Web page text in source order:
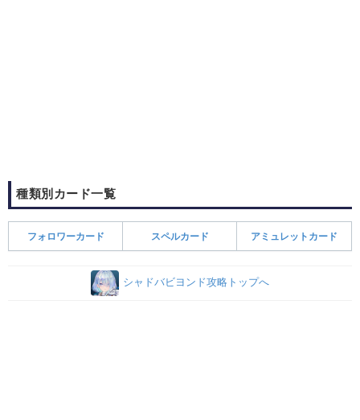
種類別カード一覧
フォロワーカード スペルカード アミュレットカード
シャドバビヨンド攻略トップへ